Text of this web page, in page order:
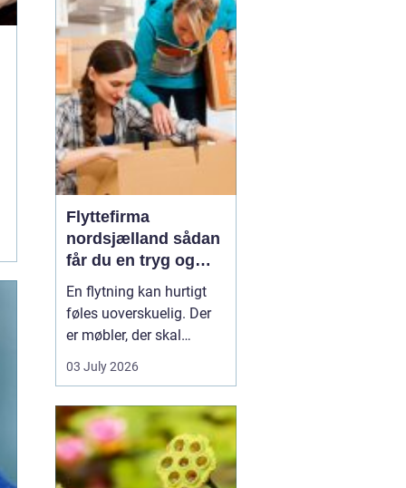
professionel rengøring,
når støvniveauet stiger,
medarbejdere klager
over indeklimaet, eller
kunder kom...
Flyttefirma
nordsjælland sådan
får du en tryg og
effektiv flytning
En flytning kan hurtigt
føles uoverskuelig. Der
er møbler, der skal
bæres, kasser der skal
pakkes, og ofte en stram
Mange i Nordsjælland
vælger derfor at bruge et
professionelt flyttefirma,
03 July 2026